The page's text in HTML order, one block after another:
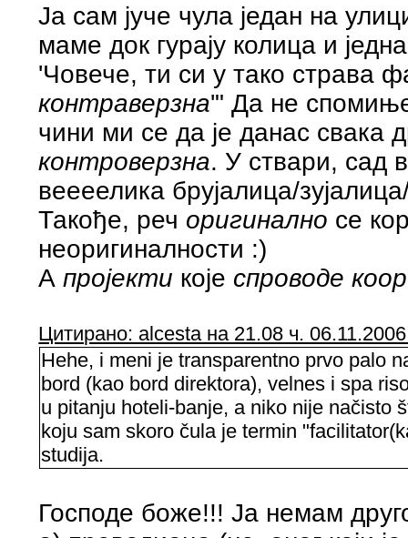
Ја сам јуче чула један на
маме док гурају колица и
'Човече, ти си у тако страва
контраверзна'" Да не
чини ми се да је данас свака
контроверзна. У ствари, сад
веееелика брујалица/
Такође, реч оригинално се
неоригиналности :)
Апројекти које спроводе
Цитирано: alcesta на 21.08 ч.
Hehe, i meni je transparentno prvo palo
bord (kao bord direktora), velnes i spa
u pitanju hoteli-banje, a niko nije načisto
koju sam skoro čula je termin
studija.
Господе боже!!! Ја немам